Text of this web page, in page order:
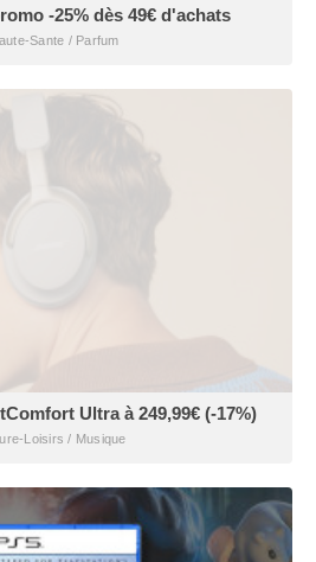
-25% dès 49€ d'achats
Sante / Parfum
Ultra à 249,99€ (-17%)
Loisirs / Musique